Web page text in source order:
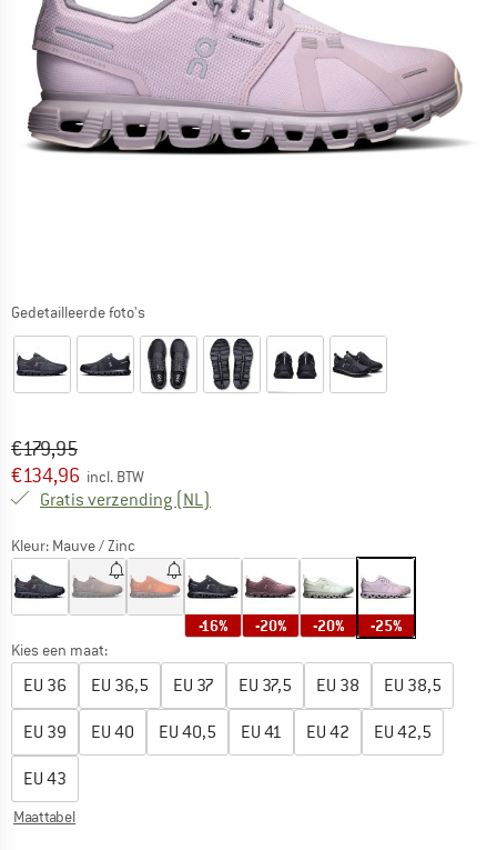
Gedetailleerde foto's
Oorspronkelijke prijs :
€179,95
Prijs:
€134,96 incl. BTW
Gratis verzending (NL)
Kleur: Mauve / Zinc
-16% -20% -20% -25%
Kies een maat:
EU 36 EU 36,5 EU 37 EU 37,5 EU 38 EU 38,5
EU 39 EU 40 EU 40,5 EU 41 EU 42 EU 42,5
EU 43
Maattabel